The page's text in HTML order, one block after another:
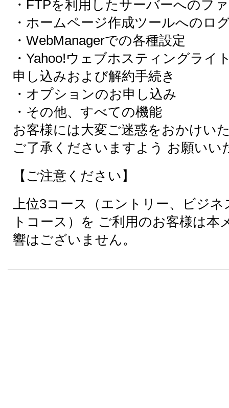
・FTPを利用したサーバーへのフ
・ホームページ作成ツールへのロ
・WebManagerでの各種設定
・Yahoo!ウェブホスティングライ
申し込みおよび解約手続き
・オプションのお申し込み
・その他、すべての機能
お客様には大変ご迷惑をおかけい
ご了承くださいますよう お願いい
【ご注意ください】
上位3コース（エントリー、ビジ
トコース）を ご利用のお客様は本
響はございません。